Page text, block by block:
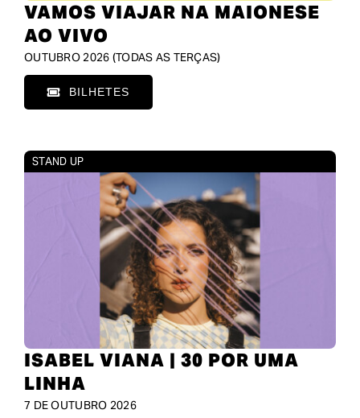
VAMOS VIAJAR NA MAIONESE
AO VIVO
OUTUBRO 2026 (TODAS AS TERÇAS)
BILHETES
STAND UP
ISABEL VIANA | 30 POR UMA
LINHA
7 DE OUTUBRO 2026